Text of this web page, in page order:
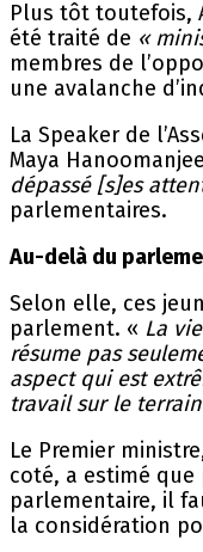
Plus tôt toutefois,
été traité de «
membres de
une avalanche
La Speaker de
Maya
dépassé [s]es
parlementaires.
Au-delà du
Selon elle, ces
parlement. « La
résume pas
aspect qui est
travail sur le terrain
Le Premier
coté, a estimé que
parlementaire, il
la considération